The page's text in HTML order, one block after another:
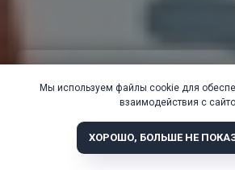
Мы используем файлы cookie для
взаимодействия с
ХОРОШО, БОЛЬШЕ НЕ